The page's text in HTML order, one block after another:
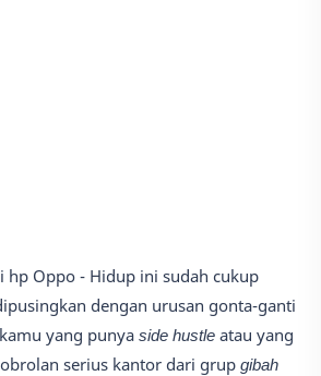
hp Oppo - Hidup ini sudah cukup
dengan urusan gonta-ganti
yang punya side hustle atau yang
serius kantor dari grup gibah